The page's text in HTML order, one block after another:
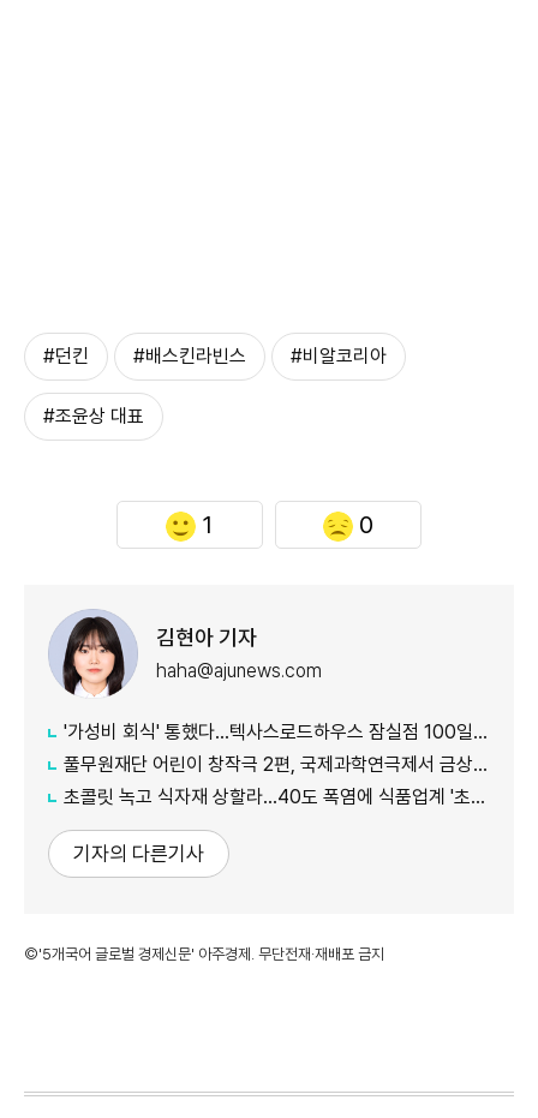
#던킨 #배스킨라빈스 #비알코리아
#조윤상 대표
1 0
김현아 기자
haha@ajunews.com
'가성비 회식' 통했다…텍사스로드하우스 잠실점 100일만 5.5만명 방문
풀무원재단 어린이 창작극 2편, 국제과학연극제서 금상·동상 수상
초콜릿 녹고 식자재 상할라…40도 폭염에 식품업계 '초긴장'
기자의 다른기사
©'5개국어 글로벌 경제신문' 아주경제. 무단전재·재배포 금지